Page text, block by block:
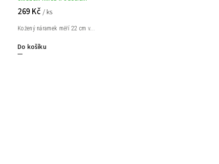
269 Kč / ks
Do košíku
Kožený náramek měří 22 cm v...